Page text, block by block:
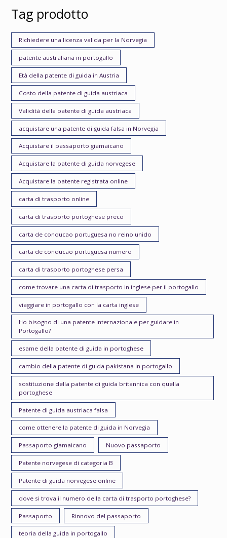
Tag prodotto
Richiedere una licenza valida per la Norvegia
patente australiana in portogallo
Età della patente di guida in Austria
Costo della patente di guida austriaca
Validità della patente di guida austriaca
acquistare una patente di guida falsa in Norvegia
Acquistare il passaporto giamaicano
Acquistare la patente di guida norvegese
Acquistare la patente registrata online
carta di trasporto online
carta di trasporto portoghese preco
carta de conducao portuguesa no reino unido
carta de conducao portuguesa numero
carta di trasporto portoghese persa
come trovare una carta di trasporto in inglese per il portogallo
viaggiare in portogallo con la carta inglese
Ho bisogno di una patente internazionale per guidare in
Portogallo?
esame della patente di guida in portoghese
cambio della patente di guida pakistana in portogallo
sostituzione della patente di guida britannica con quella
portoghese
Patente di guida austriaca falsa
come ottenere la patente di guida in Norvegia
Passaporto giamaicano Nuovo passaporto
Patente norvegese di categoria B
Patente di guida norvegese online
dove si trova il numero della carta di trasporto portoghese?
Passaporto Rinnovo del passaporto
teoria della guida in portogallo